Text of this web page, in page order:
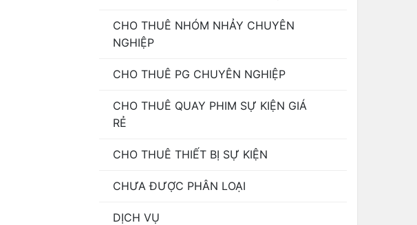
CHO THUÊ NHÓM NHẢY CHUYÊN
NGHIỆP
CHO THUÊ PG CHUYÊN NGHIỆP
CHO THUÊ QUAY PHIM SỰ KIỆN GIÁ
RẺ
CHO THUÊ THIẾT BỊ SỰ KIỆN
CHƯA ĐƯỢC PHÂN LOẠI
DỊCH VỤ